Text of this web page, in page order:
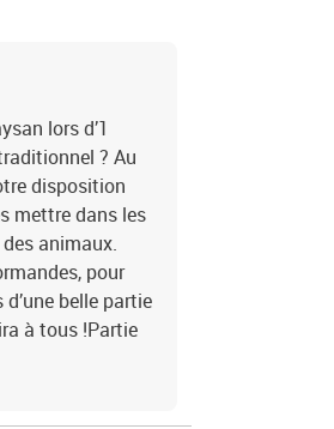
lors d’1
? Au
disposition
mettre dans les
animaux.
pour
belle partie
à tous !Partie